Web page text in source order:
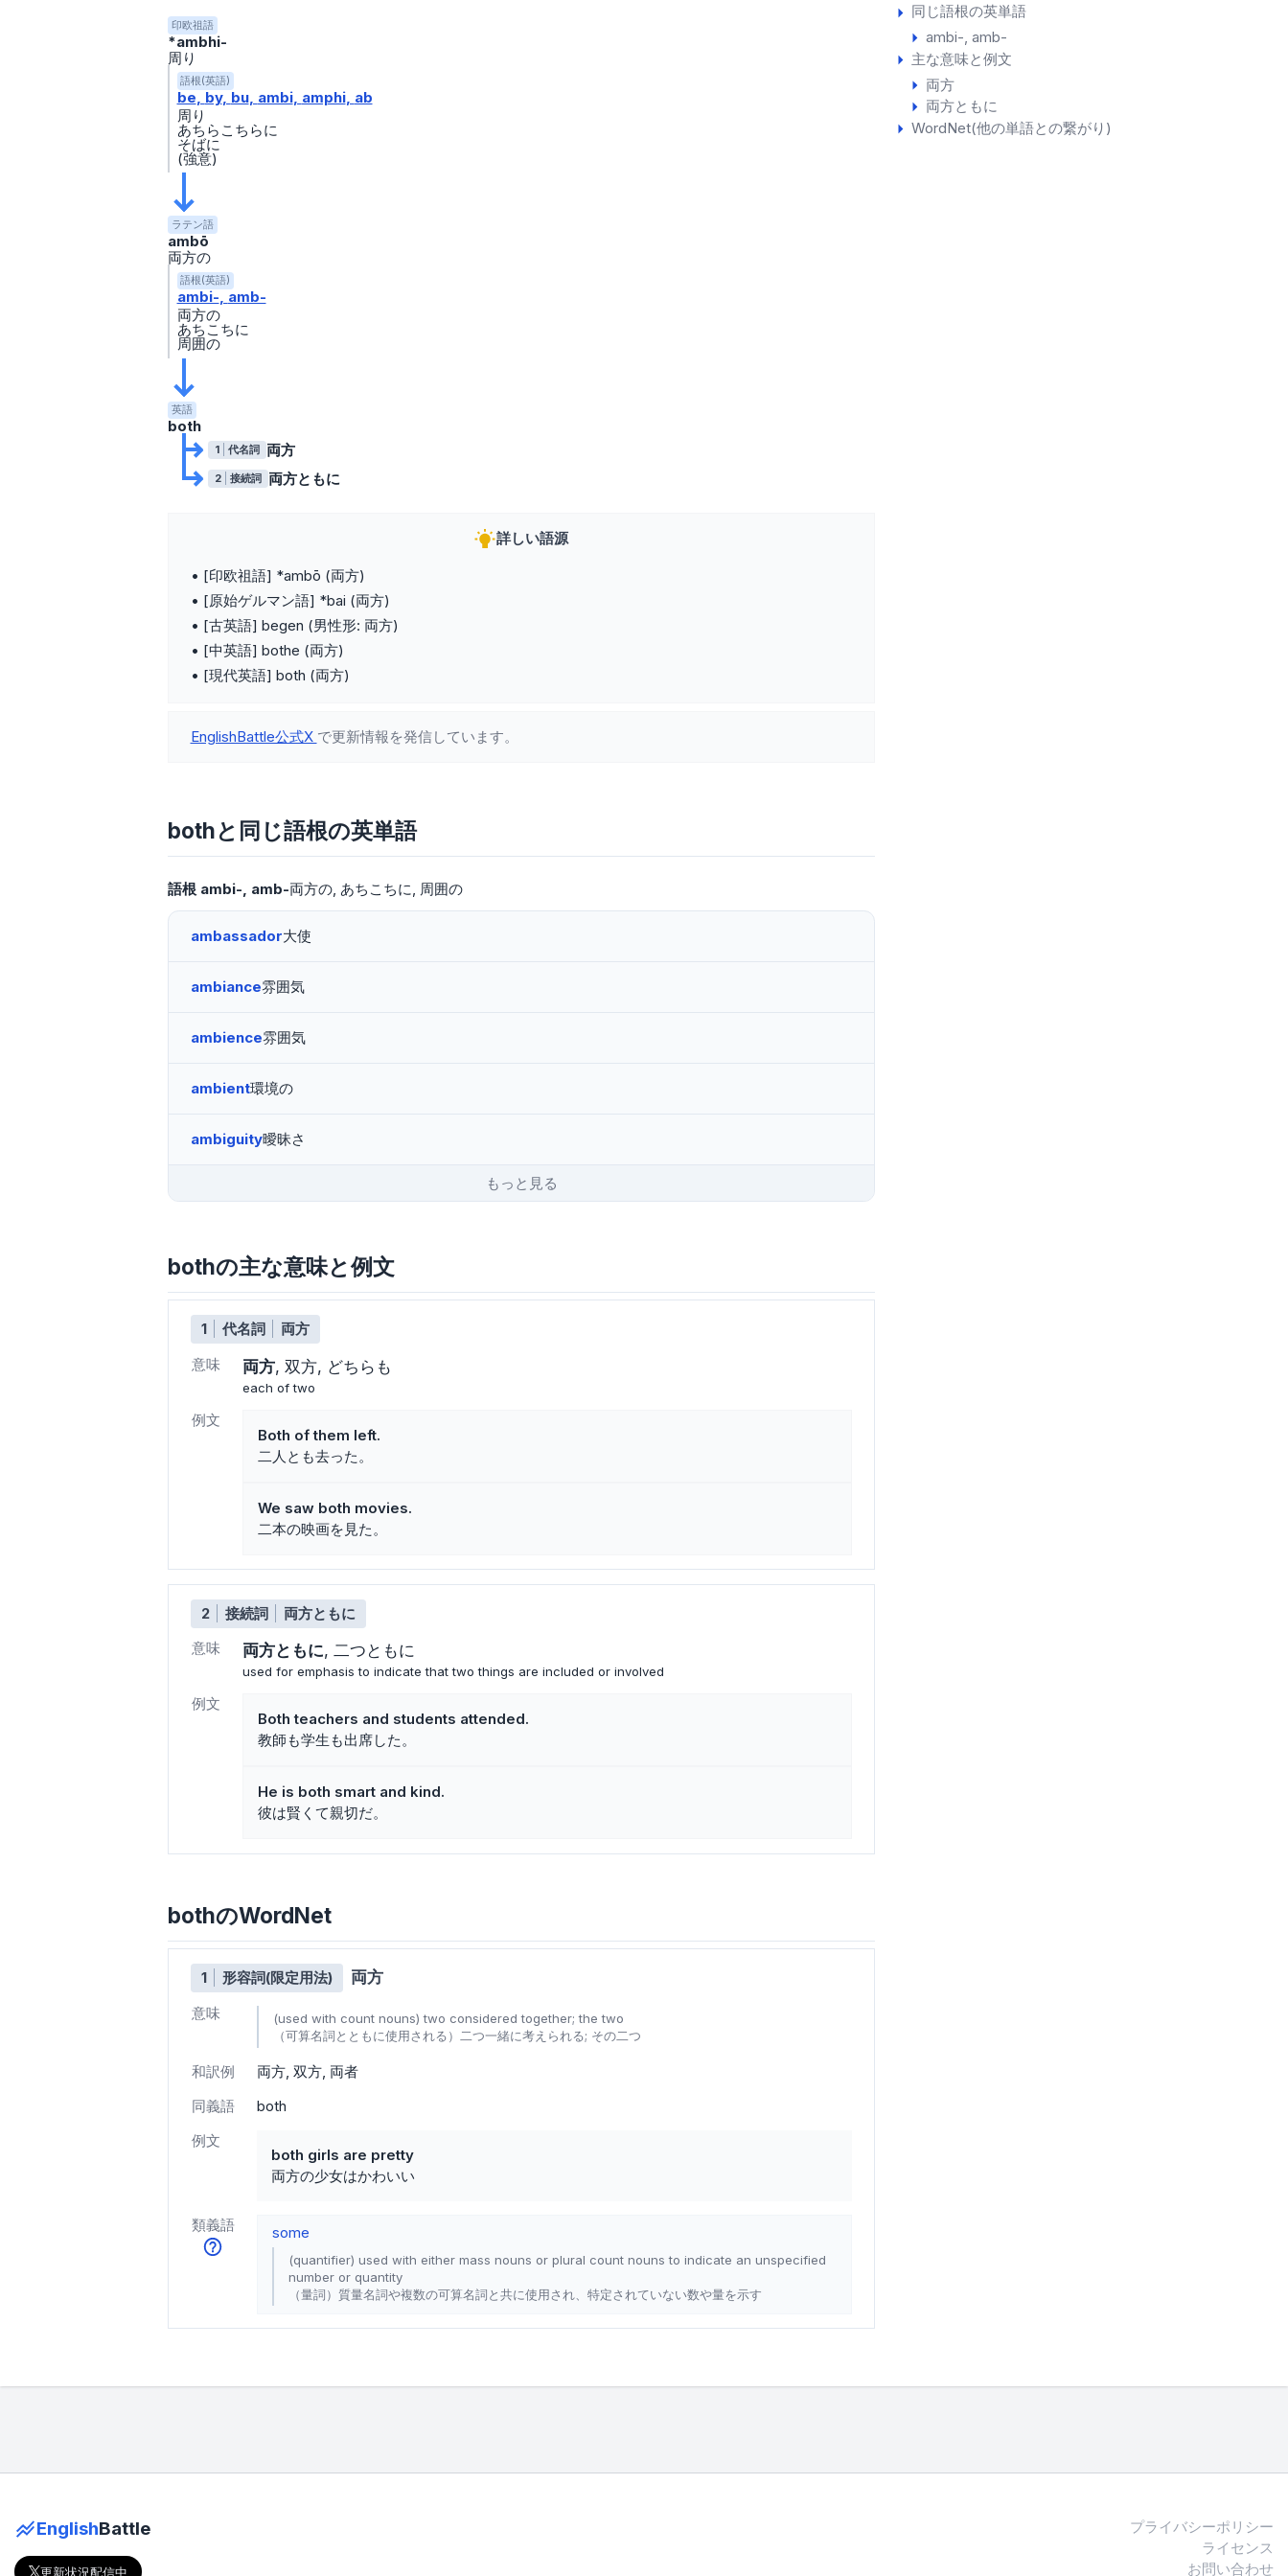
同じ語根の英単語
ambi- amb-
主な意味と例文
両方
両方ともに
WordNet(他の単語との繋がり)
印欧祖語
*ambhi-
周り
語根(英語)
be by bu ambi amphi ab
周り
あちらこちらに
そばに
(強意)
ラテン語
ambō
両方の
語根(英語)
ambi- amb-
両方の
あちこちに
周囲の
英語
both
1 代名詞 両方
2 接続詞 両方ともに
詳しい語源
• [印欧祖語] *ambō (両方)
• [原始ゲルマン語] *bai (両方)
• [古英語] begen (男性形: 両方)
• [中英語] bothe (両方)
• [現代英語] both (両方)
EnglishBattle公式X で更新情報を発信しています。
bothと同じ語根の英単語
語根 ambi- amb-両方の あちこちに 周囲の
ambassador大使
ambiance雰囲気
ambience雰囲気
ambient環境の
ambiguity曖昧さ
もっと見る
bothの主な意味と例文
1 代名詞
両方
意味
両方 双方 どちらも
each of two
例文
Both of them left.
二人とも去った。
We saw both movies.
二本の映画を見た。
2 接続詞
両方ともに
意味
両方ともに 二つともに
used for emphasis to indicate that two things are included or involved
例文
Both teachers and students attended.
教師も学生も出席した。
He is both smart and kind.
彼は賢くて親切だ。
bothのWordNet
1 形容詞(限定用法) 両方
意味
(used with count nouns) two considered together; the two
（可算名詞とともに使用される）二つ一緒に考えられる; その二つ
和訳例 両方 双方 両者
同義語
both
例文
both girls are pretty
両方の少女はかわいい
類義語 some
(quantifier) used with either mass nouns or plural count nouns to indicate an unspecified
number or quantity
（量詞）質量名詞や複数の可算名詞と共に使用され、特定されていない数や量を示す
EnglishBattle
更新状況配信中
プライバシーポリシー
ライセンス
お問い合わせ